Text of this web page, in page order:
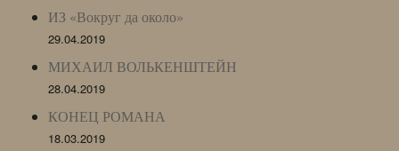
ИЗ «Вокруг да около»
29.04.2019
МИХАИЛ ВОЛЬКЕНШТЕЙН
28.04.2019
КОНЕЦ РОМАНА
18.03.2019